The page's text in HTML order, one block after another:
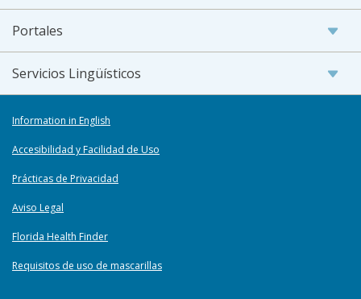
Portales
Servicios Lingüísticos
Information in English
Accesibilidad y Facilidad de Uso
Prácticas de Privacidad
Aviso Legal
Florida Health Finder
Requisitos de uso de mascarillas